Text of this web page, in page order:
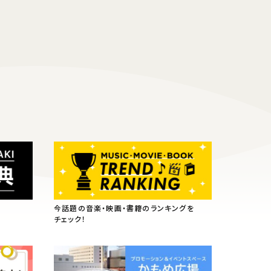
今話題の音楽・映画・書籍のランキングを
チェック！